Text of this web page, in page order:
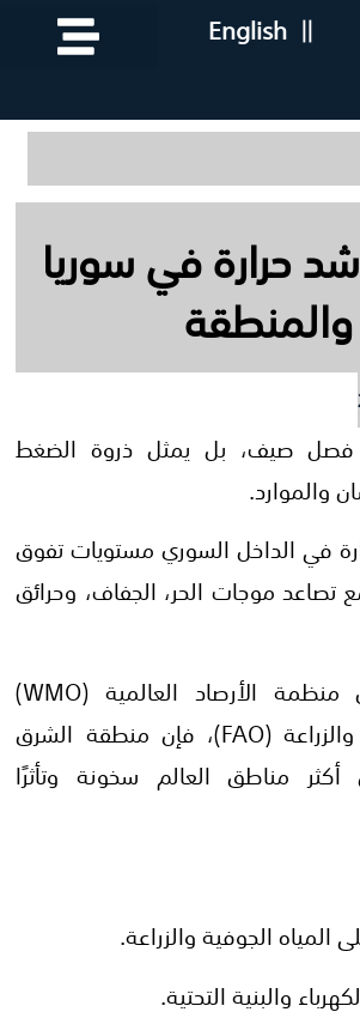
English ||
حرارة في سوريا
والمنطقة
صيف، بل يمثل ذروة الضغط
والموارد.
في الداخل السوري مستويات تفوق
مع تصاعد موجات الحر، الجفاف، وحرائق
بحسب تقارير من منظمة الأرصاد العالمية (WMO)
ومنظمة الأغذية والزراعة (FAO)، فإن منطقة الشرق
مناطق العالم سخونة وتأثرًا
المياه الجوفية والزراعة.
والبنية التحتية.